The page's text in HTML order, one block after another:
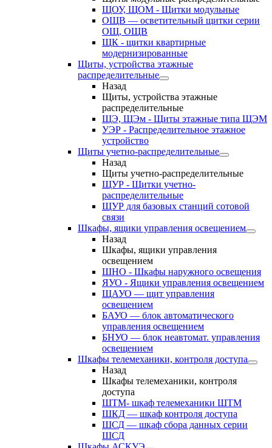
ЩОУ, ЩОМ - Щитки модульные
ОЩВ — осветительный щитки серии
ОЩ, ОЩВ
ЩК - щитки квартирные
модернизированные
Щиты, устройства этажные
распределительные
Назад
Щиты, устройства этажные
распределительные
ЩЭ, ЩЭм - Щиты этажные типа ЩЭМ
УЭР - Распределительное этажное
устройство
Щиты учетно-распределительные
Назад
Щиты учетно-распределительные
ЩУР - Щитки учетно-
распределительные
ЩУР для базовых станций сотовой
связи
Шкафы, ящики управления освещением
Назад
Шкафы, ящики управления
освещением
ШНО - Шкафы наружного освещения
ЯУО - Ящики управления освещением
ЩАУО — щит управления
освещением
БАУО — блок автоматического
управления освещением
БНУО — блок неавтомат. управления
освещением
Шкафы телемеханики, контроля доступа
Назад
Шкафы телемеханики, контроля
доступа
ШТМ- шкаф телемеханики ШТМ
ШКД — шкаф контроля доступа
ШСД — шкаф сбора данных серии
ШСД